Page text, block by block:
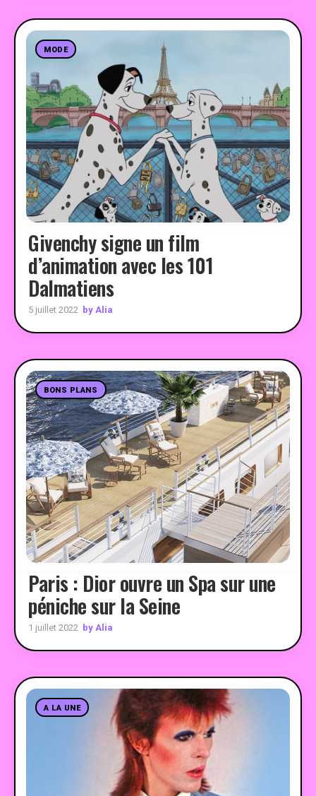
MODE
Givenchy signe un film
d’animation avec les 101
Dalmatiens
5 juillet 2022 by Alia
BONS PLANS
Paris : Dior ouvre un Spa sur une
péniche sur la Seine
1 juillet 2022 by Alia
A LA UNE